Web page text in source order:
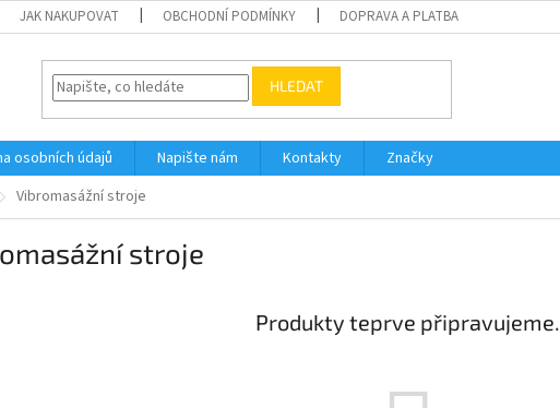
JAK NAKUPOVAT OBCHODNÍ PODMÍNKY DOPRAVA A PLATBA
HLEDAT
osobních údajů Napište nám Kontakty
Značky
Vibromasážní stroje
stroje
Produkty teprve připravujeme.